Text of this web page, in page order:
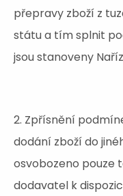
přepravy zboží z
státu a tím splnit
jsou stanoveny
2. Zpřísnění
dodání zboží do
osvobozeno pouze
dodavatel k